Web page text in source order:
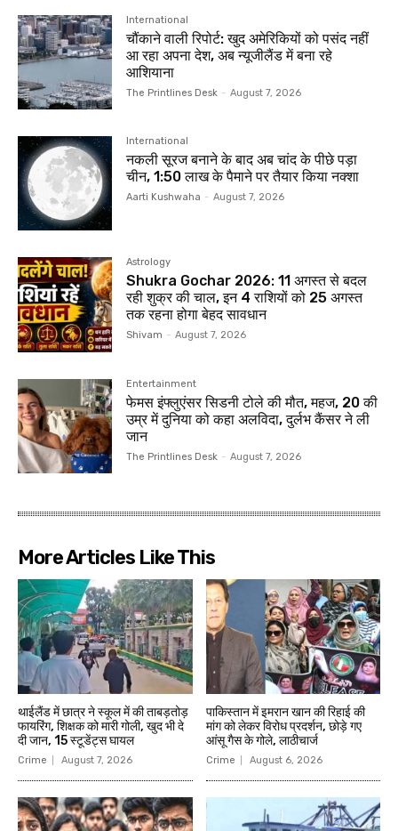
International
चौंकाने वाली रिपोर्ट: खुद अमेरिकियों को पसंद नहीं
आ रहा अपना देश, अब न्यूजीलैंड में बना रहे
आशियाना
The Printlines Desk - August 7, 2026
International
नकली सूरज बनाने के बाद अब चांद के पीछे पड़ा
चीन, 1:50 लाख के पैमाने पर तैयार किया नक्शा
Aarti Kushwaha - August 7, 2026
Astrology
Shukra Gochar 2026: 11 अगस्त से बदल
रही शुक्र की चाल, इन 4 राशियों को 25 अगस्त
तक रहना होगा बेहद सावधान
Shivam - August 7, 2026
Entertainment
फेमस इंफ्लुएंसर सिडनी टोले की मौत, महज, 20 की
उम्र में दुनिया को कहा अलविदा, दुर्लभ कैंसर ने ली
जान
The Printlines Desk - August 7, 2026
More Articles Like This
थाईलैंड में छात्र ने स्कूल में की ताबड़तोड़
फायरिंग, शिक्षक को मारी गोली, खुद भी दे
दी जान, 15 स्टूडेंट्स घायल
Crime August 7, 2026
पाकिस्तान में इमरान खान की रिहाई की
मांग को लेकर विरोध प्रदर्शन, छोड़े गए
आंसू गैस के गोले, लाठीचार्ज
Crime August 6, 2026